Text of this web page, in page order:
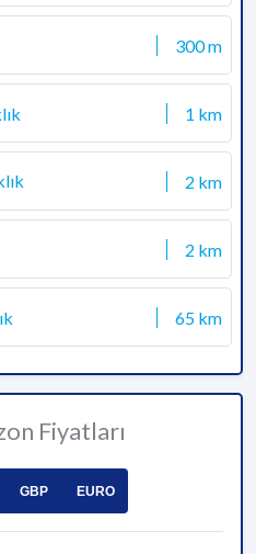
300 m
1 km
2 km
2 km
65 km
Fiyatları
GBP EURO